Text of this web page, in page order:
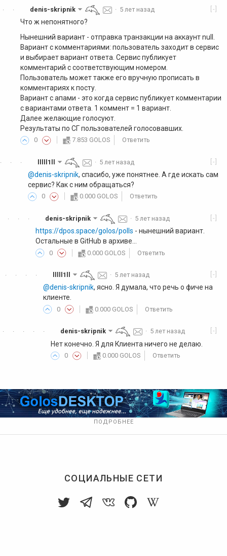
·
· [-]
denis-skripnik · 5 лет назад
Что ж непонятного?
Нынешний вариант - отправка транзакции на аккаунт null.
Вариант с комментариями: пользователь заходит в сервис
и выбирает вариант ответа. Сервис публикует
комментарий с соответствующим номером.
Пользователь может также его вручную прописать в
комментариях к посту.
Вариант с апами - это когда сервис публикует комментарии
с вариантами ответа. 1 коммент = 1 вариант.
Далее желающие голосуют.
Результаты по СГ пользователей голосовавших.
0 7.853 GOLOS Ответить
·
·
· [-]
lllll1ll · 5 лет назад
@denis-skripnik, спасибо, уже понятнее. А где искать сам
сервис? Как с ним обращаться?
0 0.000 GOLOS Ответить
·
·
· [-]
denis-skripnik · 5 лет назад
https://dpos.space/golos/polls - нынешний вариант.
Остальные в GitHub в архиве...
0 0.000 GOLOS Ответить
·
·
·
· [-]
lllll1ll · 5 лет назад
@denis-skripnik, ясно. Я думала, что речь о фиче на
клиенте.
0 0.000 GOLOS Ответить
·
·
·
·
· [-]
denis-skripnik · 5 лет назад
Нет конечно. Я для Клиента ничего не делаю.
0 0.000 GOLOS Ответить
ПОДРОБНЕЕ
СОЦИАЛЬНЫЕ СЕТИ